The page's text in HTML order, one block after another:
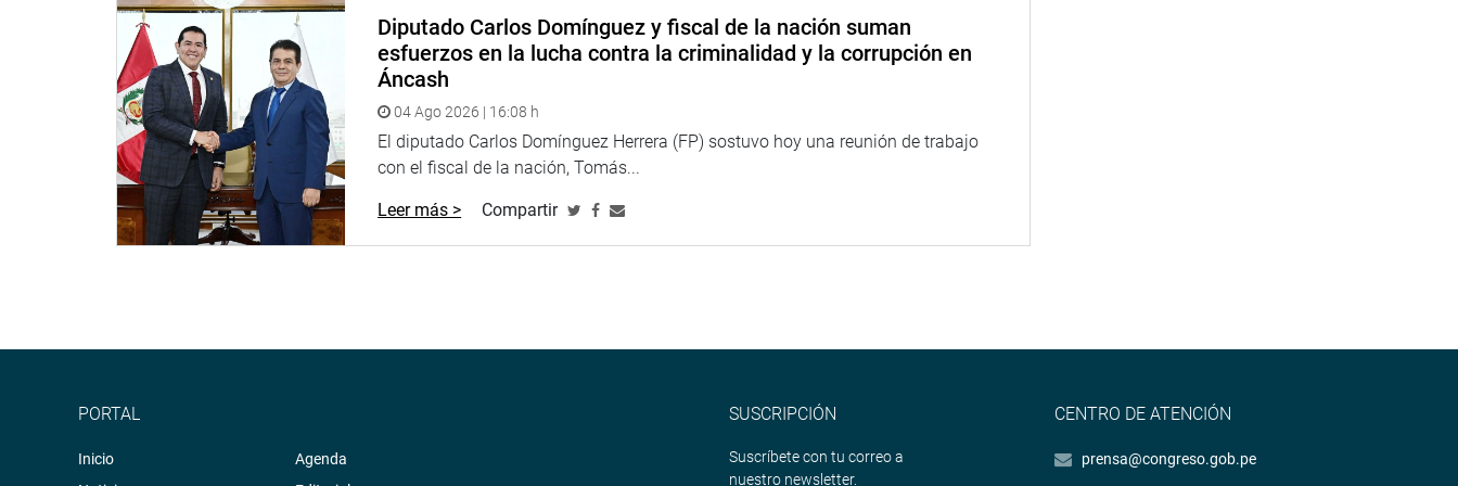
Diputado Carlos Domínguez y fiscal de la nación suman
esfuerzos en la lucha contra la criminalidad y la corrupción en
Áncash
04 Ago 2026 | 16:08 h
El diputado Carlos Domínguez Herrera (FP) sostuvo hoy una reunión de trabajo
con el fiscal de la nación, Tomás...
Leer más > Compartir
PORTAL
Inicio
Agenda
SUSCRIPCIÓN
Suscríbete con tu correo a
nuestro newsletter.
CENTRO DE ATENCIÓN
prensa@congreso.gob.pe